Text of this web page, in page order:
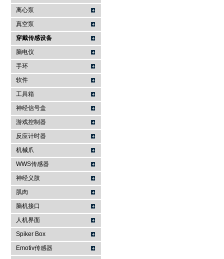
离心泵
真空泵
穿戴传感设备
脑电仪
手环
软件
工具箱
神经信号盒
游戏控制器
反应计时器
机械爪
WWS传感器
神经义肢
肌肉
脑机接口
人机界面
Spiker Box
Emotiv传感器